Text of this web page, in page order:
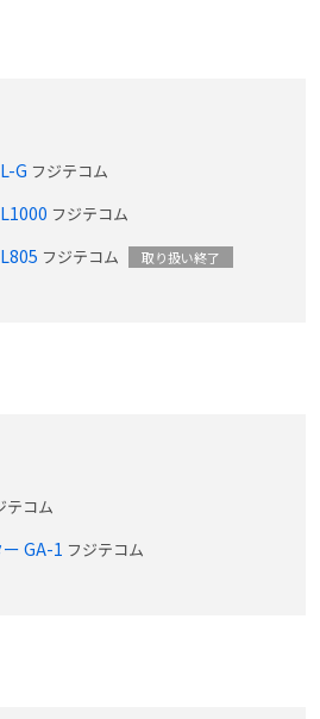
G フジテコム
フジテコム
フジテコム 取り扱い終了
テコム
GA-1 フジテコム